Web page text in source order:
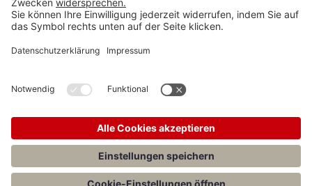
BECK Stellenmarkt
Teilen: